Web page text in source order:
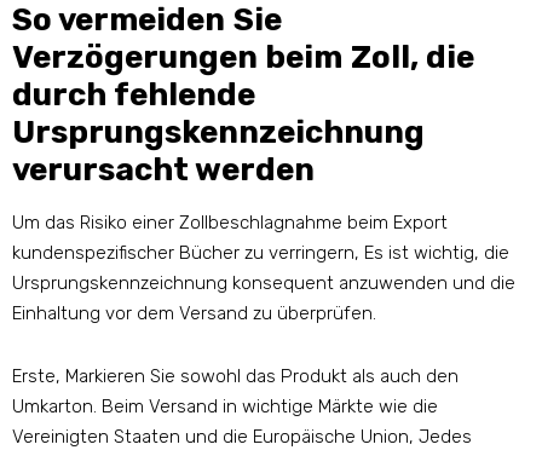
So vermeiden Sie
Verzögerungen beim Zoll, die
durch fehlende
Ursprungskennzeichnung
verursacht werden
Um das Risiko einer Zollbeschlagnahme beim Export
kundenspezifischer Bücher zu verringern, Es ist wichtig, die
Ursprungskennzeichnung konsequent anzuwenden und die
Einhaltung vor dem Versand zu überprüfen.
Erste, Markieren Sie sowohl das Produkt als auch den
Umkarton. Beim Versand in wichtige Märkte wie die
Vereinigten Staaten und die Europäische Union, Jedes